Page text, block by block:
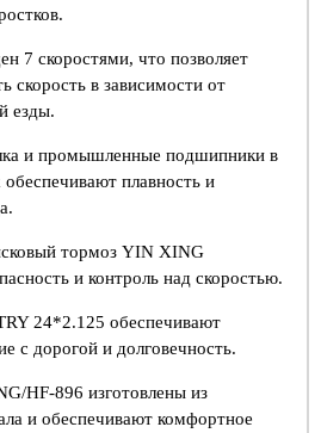
7 скоростями, что позволяет
скорость в зависимости от
езды.
и промышленные подшипники в
обеспечивают плавность и
тормоз YIN XING
и контроль над скоростью.
24*2.125 обеспечивают
с дорогой и долговечность.
HF-896 изготовлены из
и обеспечивают комфортное